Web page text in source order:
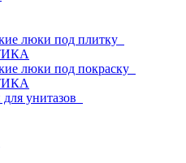
люки под плитку
люки под покраску
унитазов